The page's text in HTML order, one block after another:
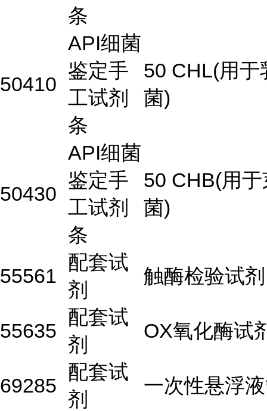
条
50410
API细菌
鉴定手
工试剂
条
50 CHL(用于
菌)
50430
API细菌
鉴定手
工试剂
条
50 CHB(用
菌)
55561
配套试
剂
触酶检验试剂
55635
配套试
剂
OX氧化酶试
69285
配套试
剂
一次性悬浮